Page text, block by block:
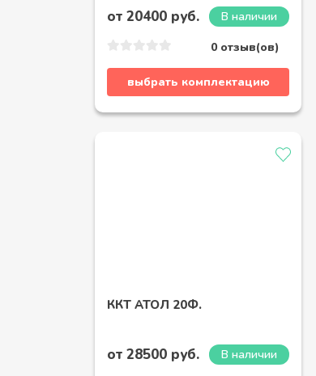
от 20400 руб.
В наличии
0 отзыв(ов)
выбрать комплектацию
ККТ АТОЛ 20Ф.
от 28500 руб.
В наличии